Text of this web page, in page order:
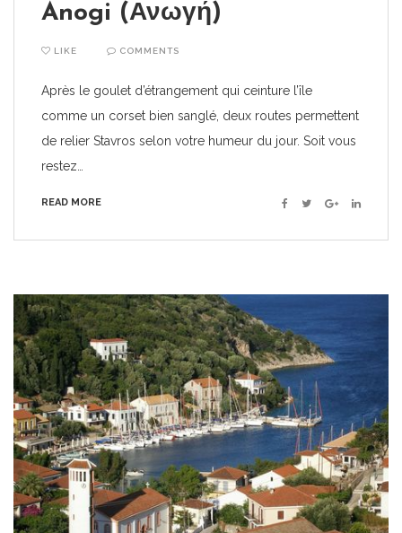
Anogi (Ανωγή)
LIKE COMMENTS
Après le goulet d’étrangement qui ceinture l’île
comme un corset bien sanglé, deux routes permettent
de relier Stavros selon votre humeur du jour. Soit vous
restez…
READ MORE Facebook
TwitterGoogle+Linkedin